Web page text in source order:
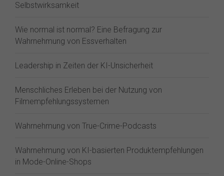
Selbstwirksamkeit
Wie normal ist normal? Eine Befragung zur
Wahrnehmung von Essverhalten
Leadership in Zeiten der KI-Unsicherheit
Menschliches Erleben bei der Nutzung von
Filmempfehlungssystemen
Wahrnehmung von True-Crime-Podcasts
Wahrnehmung von KI-basierten Produktempfehlungen
in Mode-Online-Shops